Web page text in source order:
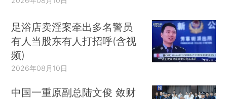
足浴店卖淫案牵出多名警员
有人当股东有人打招呼(含视
频)
2026年08月10日
中国一重原副总陆文俊 敛财